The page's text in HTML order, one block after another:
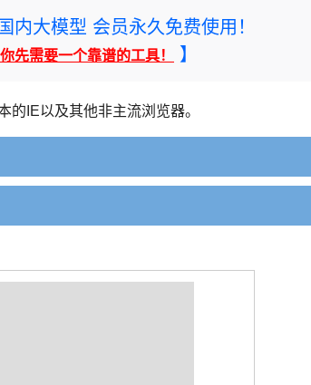
内大模型 会员永久免费使用！
先需要一个靠谱的工具！ 】
IE以及其他非主流浏览器。